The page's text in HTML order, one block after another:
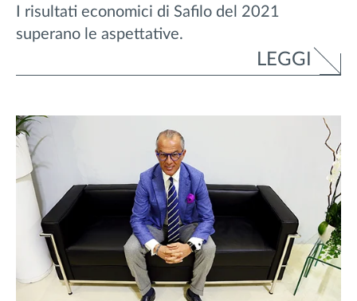
I risultati economici di Safilo del 2021
superano le aspettative.
LEGGI